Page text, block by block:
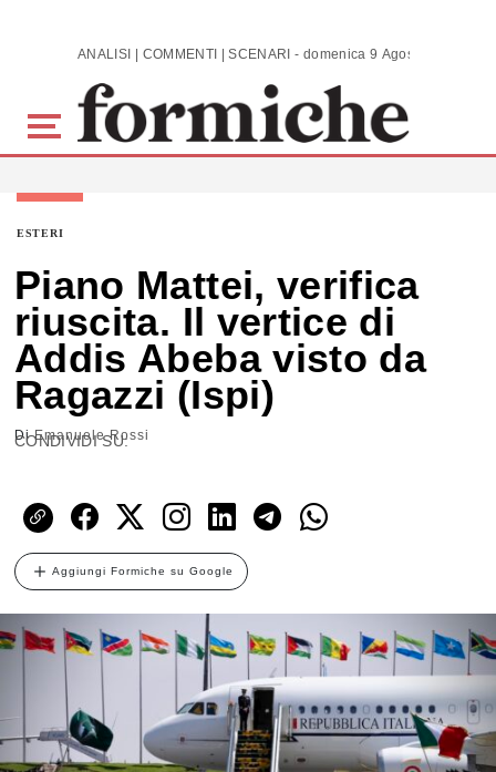
Skip to main content ANALISI | COMMENTI | SCENARI - domenica 9 Agosto 2026
ESTERI
Piano Mattei, verifica
riuscita. Il vertice di
Addis Abeba visto da
Ragazzi (Ispi)
DiEmanuele Rossi
CONDIVIDI SU:
Aggiungi Formiche su Google